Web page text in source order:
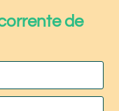
de